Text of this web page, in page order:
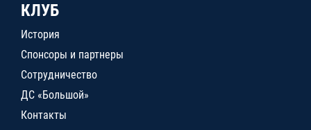
КЛУБ
История
Спонсоры и партнеры
Сотрудничество
ДС «Большой»
Контакты